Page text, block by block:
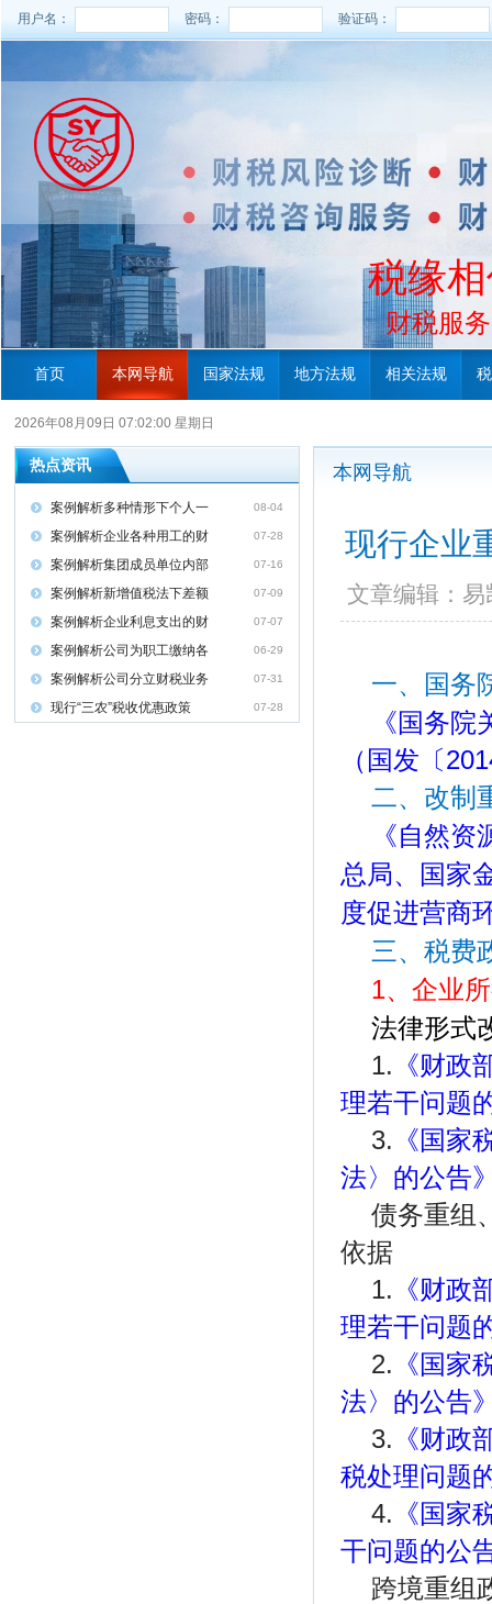
用户名： 密码： 验证码：
税缘
财税服
首页 本网导航 国家法规 地方法规 相关法规
2026年08月09日 07:02:00 星期日
热点资讯
案例解析多种情形下个人一 08-04
案例解析企业各种用工的财 07-28
案例解析集团成员单位内部 07-16
案例解析新增值税法下差额 07-09
案例解析企业利息支出的财 07-07
案例解析公司为职工缴纳各 06-29
案例解析公司分立财税业务 07-31
现行“三农”税收优惠政策 07-28
本网导航
现行企业
文章编辑
一、国务
《国务
（国发〔
二、改制
《自然
总局、国家
度促进营商
三、税费
1、企业
法律形式
1. 《财政
理若干问题
3. 《国家
法〉的公告
债务重组
依据
1. 《财政
理若干问题
2. 《国家
法〉的公告
3. 《财政
税处理问题
4. 《国家
干问题的公
跨境重组